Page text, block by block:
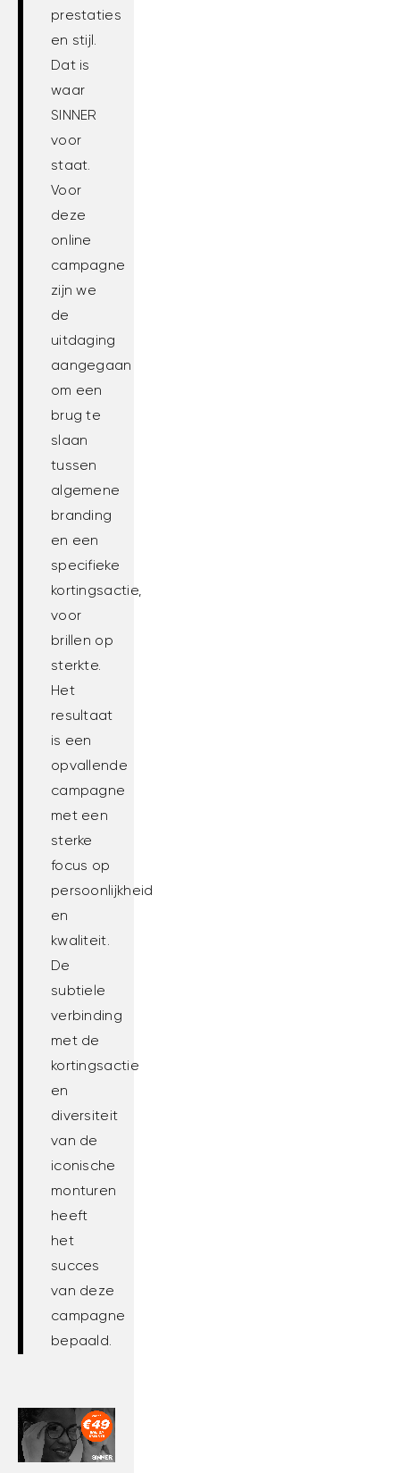
prestaties
en stijl.
Dat is
waar
SINNER
voor
staat.
Voor
deze
online
campagne
zijn we
de
uitdaging
aangegaan
om een
brug te
slaan
tussen
algemene
branding
en een
specifieke
kortingsactie,
voor
brillen op
sterkte.
Het
resultaat
is een
opvallende
campagne
met een
sterke
focus op
persoonlijkheid
en
kwaliteit.
De
subtiele
verbinding
met de
kortingsactie
en
diversiteit
van de
iconische
monturen
heeft
het
succes
van deze
campagne
bepaald.